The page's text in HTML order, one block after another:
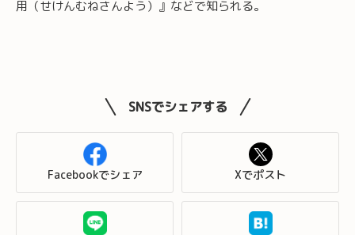
用（せけんむねさんよう）』などで知られる。
SNSでシェアする
Facebookでシェア Xでポスト